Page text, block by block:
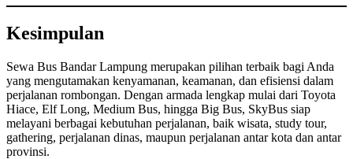
Kesimpulan
Sewa Bus Bandar Lampung merupakan pilihan terbaik bagi Anda
yang mengutamakan kenyamanan, keamanan, dan efisiensi dalam
perjalanan rombongan. Dengan armada lengkap mulai dari Toyota
Hiace, Elf Long, Medium Bus, hingga Big Bus, SkyBus siap
melayani berbagai kebutuhan perjalanan, baik wisata, study tour,
gathering, perjalanan dinas, maupun perjalanan antar kota dan antar
provinsi.